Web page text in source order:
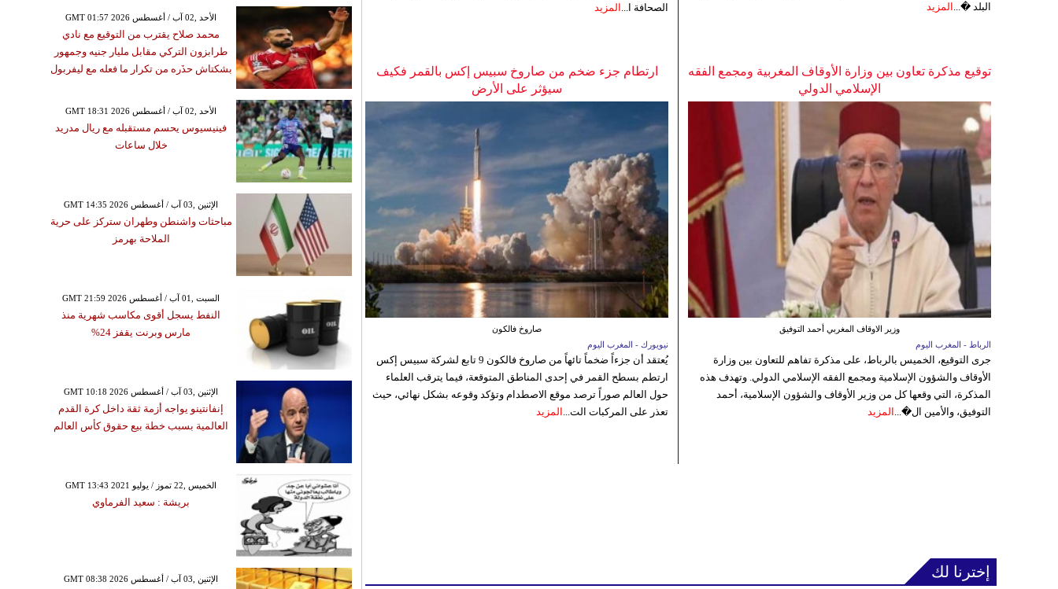
الصحافة ا... المزيد
البلد �... المزيد
ارتطام جزء ضخم من صاروخ سبيس إكس بالقمر فكيف
سيؤثر على الأرض
صاروخ فالكون
نيويورك - المغرب اليوم
يُعتقد أن جزءاً ضخماً تائهاً من صاروخ فالكون 9 تابع لشركة سبيس إكس
ارتطم بسطح القمر في إحدى المناطق المتوقعة، فيما يترقب العلماء
حول العالم صوراً ترصد موقع الاصطدام وتؤكد وقوعه بشكل نهائي، حيث
تعذر على المركبات الت... المزيد
توقيع مذكرة تعاون بين وزارة الأوقاف المغربية ومجمع الفقه
الإسلامي الدولي
وزير الاوقاف المغربي أحمد التوفيق
الرباط - المغرب اليوم
جرى التوقيع، الخميس بالرباط، على مذكرة تفاهم للتعاون بين وزارة
الأوقاف والشؤون الإسلامية ومجمع الفقه الإسلامي الدولي. وتهدف هذه
المذكرة، التي وقعها كل من وزير الأوقاف والشؤون الإسلامية، أحمد
التوفيق، والأمين ال�... المزيد
إخترنا لك
GMT 01:57 2026 الأحد ,02 آب / أغسطس
محمد صلاح يقترب من التوقيع مع نادي
طرابزون التركي مقابل مليار جنيه وجمهور
بشكتاش حذَره من تكرار ما فعله مع ليفربول
GMT 18:31 2026 الأحد ,02 آب / أغسطس
فينيسيوس يحسم مستقبله مع ريال مدريد
خلال ساعات
GMT 14:35 2026 الإثنين ,03 آب / أغسطس
مباحثات واشنطن وطهران ستركز على حرية
الملاحة بهرمز
GMT 21:59 2026 السبت ,01 آب / أغسطس
النفط يسجل أقوى مكاسب شهرية منذ
مارس وبرنت يقفز 24%
GMT 10:18 2026 الإثنين ,03 آب / أغسطس
إنفانتينو يواجه أزمة ثقة داخل كرة القدم
العالمية بسبب خطة بيع حقوق كأس العالم
GMT 13:43 2021 الخميس ,22 تموز / يوليو
بريشة : سعيد الفرماوي
GMT 08:38 2026 الإثنين ,03 آب / أغسطس